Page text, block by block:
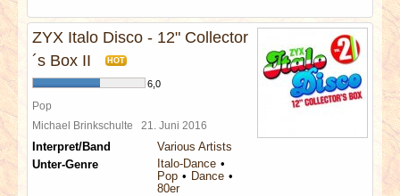
ZYX Italo Disco - 12" Collector
´s Box II
HOT
6,0
Pop
Michael Brinkschulte 21. Juni 2016
Interpret/Band
Various Artists
Unter-Genre
Italo-Dance
Pop
Dance
80er